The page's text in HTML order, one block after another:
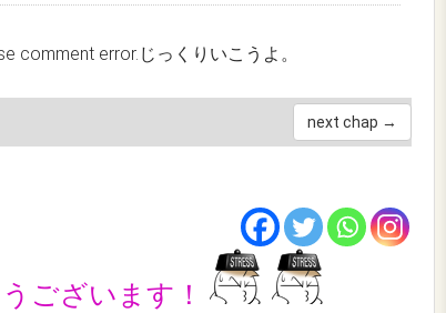
comment error.じっくりいこうよ。
next chap →
ございます！